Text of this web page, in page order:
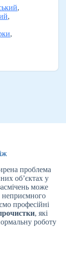
,
,
,
проблема
об’єктах у
може
неприємного
професійні
, які
роботу